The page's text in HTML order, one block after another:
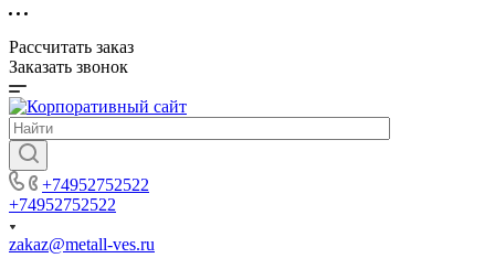
Рассчитать заказ
Заказать звонок
+74952752522
+74952752522
zakaz@metall-ves.ru